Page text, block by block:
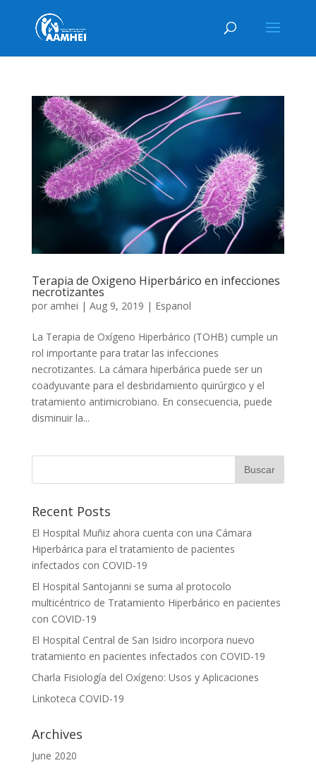
Terapia de Oxigeno Hiperbárico en infecciones
necrotizantes
por amhei | Aug 9, 2019 | Espanol
La Terapia de Oxígeno Hiperbárico (TOHB) cumple un
rol importante para tratar las infecciones
necrotizantes. La cámara hiperbárica puede ser un
coadyuvante para el desbridamiento quirúrgico y el
tratamiento antimicrobiano. En consecuencia, puede
disminuir la...
Recent Posts
El Hospital Muñiz ahora cuenta con una Cámara
Hiperbárica para el tratamiento de pacientes
infectados con COVID-19
El Hospital Santojanni se suma al protocolo
multicéntrico de Tratamiento Hiperbárico en pacientes
con COVID-19
El Hospital Central de San Isidro incorpora nuevo
tratamiento en pacientes infectados con COVID-19
Charla Fisiología del Oxígeno: Usos y Aplicaciones
Linkoteca COVID-19
Archives
June 2020